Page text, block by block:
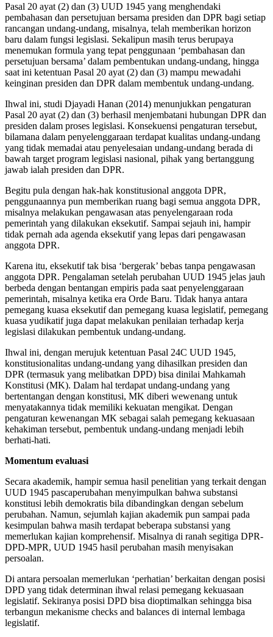
Pasal 20 ayat (2) dan (3) UUD 1945 yang menghendaki
pembahasan dan persetujuan bersama presiden dan DPR bagi setiap
rancangan undang-undang, misalnya, telah memberikan horizon
baru dalam fungsi legislasi. Sekalipun masih terus berupaya
menemukan formula yang tepat penggunaan ‘pembahasan dan
persetujuan bersama’ dalam pembentukan undang-undang, hingga
saat ini ketentuan Pasal 20 ayat (2) dan (3) mampu mewadahi
keinginan presiden dan DPR dalam membentuk undang-undang.
Ihwal ini, studi Djayadi Hanan (2014) menunjukkan pengaturan
Pasal 20 ayat (2) dan (3) berhasil menjembatani hubungan DPR dan
presiden dalam proses legislasi. Konsekuensi pengaturan tersebut,
bilamana dalam penyelenggaraan terdapat kualitas undang-undang
yang tidak memadai atau penyelesaian undang-undang berada di
bawah target program legislasi nasional, pihak yang bertanggung
jawab ialah presiden dan DPR.
Begitu pula dengan hak-hak konstitusional anggota DPR,
penggunaannya pun memberikan ruang bagi semua anggota DPR,
misalnya melakukan pengawasan atas penyelengaraan roda
pemerintah yang dilakukan eksekutif. Sampai sejauh ini, hampir
tidak pernah ada agenda eksekutif yang lepas dari pengawasan
anggota DPR.
Karena itu, eksekutif tak bisa ‘bergerak’ bebas tanpa pengawasan
anggota DPR. Pengalaman setelah perubahan UUD 1945 jelas jauh
berbeda dengan bentangan empiris pada saat penyelenggaraan
pemerintah, misalnya ketika era Orde Baru. Tidak hanya antara
pemegang kuasa eksekutif dan pemegang kuasa legislatif, pemegang
kuasa yudikatif juga dapat melakukan penilaian terhadap kerja
legislasi dilakukan pembentuk undang-undang.
Ihwal ini, dengan merujuk ketentuan Pasal 24C UUD 1945,
konstitusionalitas undang-undang yang dihasilkan presiden dan
DPR (termasuk yang melibatkan DPD) bisa dinilai Mahkamah
Konstitusi (MK). Dalam hal terdapat undang-undang yang
bertentangan dengan konstitusi, MK diberi wewenang untuk
menyatakannya tidak memiliki kekuatan mengikat. Dengan
pengaturan kewenangan MK sebagai salah pemegang kekuasaan
kehakiman tersebut, pembentuk undang-undang menjadi lebih
berhati-hati.
Momentum evaluasi
Secara akademik, hampir semua hasil penelitian yang terkait dengan
UUD 1945 pascaperubahan menyimpulkan bahwa substansi
konstitusi lebih demokratis bila dibandingkan dengan sebelum
perubahan. Namun, sejumlah kajian akademik pun sampai pada
kesimpulan bahwa masih terdapat beberapa substansi yang
memerlukan kajian komprehensif. Misalnya di ranah segitiga DPR-
DPD-MPR, UUD 1945 hasil perubahan masih menyisakan
persoalan.
Di antara persoalan memerlukan ‘perhatian’ berkaitan dengan posisi
DPD yang tidak determinan ihwal relasi pemegang kekuasaan
legislatif. Sekiranya posisi DPD bisa dioptimalkan sehingga bisa
terbangun mekanisme checks and balances di internal lembaga
legislatif.